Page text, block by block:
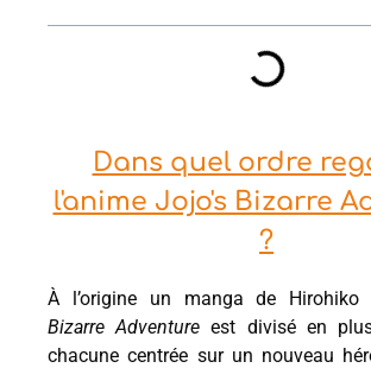
Dans quel ordre
l'anime Jojo's Bizarre
?
À l’origine un manga de Hirohiko
Bizarre Adventure est divisé en
chacune centrée sur un nouveau